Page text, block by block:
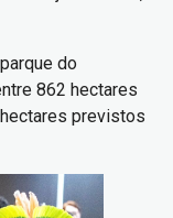
do
862 hectares
previstos